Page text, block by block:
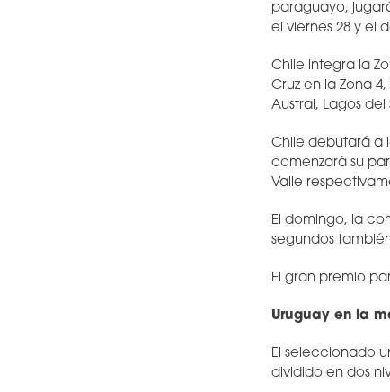
paraguayo,
el viernes 28 y el
Chile integra la
Cruz en la Zona
Austral, Lagos del
Chile debutará a
comenzará su
Valle
El domingo, la
segundos
El gran premio
Uruguay en la
El seleccionado
dividido en dos